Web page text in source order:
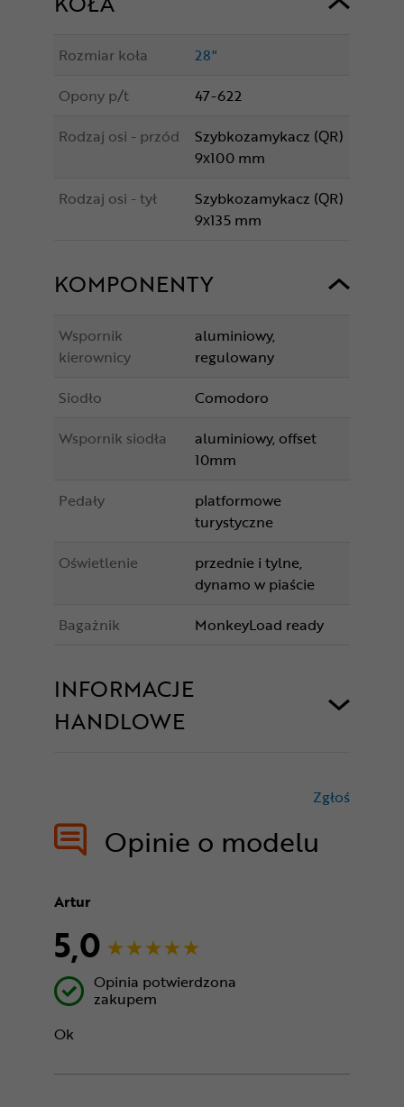
Rozmiar koła
28"
Opony p/t
47-622
Rodzaj osi - przód
Szybkozamykacz (QR)
9x100 mm
Rodzaj osi - tył
Szybkozamykacz (QR)
9x135 mm
KOMPONENTY
Wspornik
kierownicy
aluminiowy,
regulowany
Siodło
Comodoro
Wspornik siodła
aluminiowy, offset
10mm
Pedały
platformowe
turystyczne
Oświetlenie
przednie i tylne,
dynamo w piaście
Bagażnik
MonkeyLoad ready
INFORMACJE
HANDLOWE
Opinie o modelu
Zgłoś
Artur
5,0
Opinia potwierdzona
zakupem
Ok